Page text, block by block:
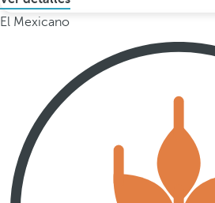
El Mexicano